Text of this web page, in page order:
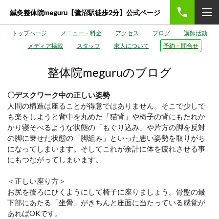
鍼灸整体院meguru【鷺沼駅徒歩2分】公式ページ
トップページ メニュー・料金 アクセス ブログ
講師活動
メディア掲載
スタッフ 求人について 予約・問合せ
整体院meguruのブログ
〇デスクワーク中の正しい姿勢
人間の構造は座ることが得意ではありません。そこで少しで
も楽をしようと背中を丸めた「猫背」や椅子の背にもたれか
かり寝そべるような状態の「もぐり込み」や片方の脚を反対
の脚に乗せた状態の「脚組み」といった悪い姿勢を取りがち
になってしまいます。そしてこれが余計に体を疲れさせる事
にもつながってしまいます。
＜正しい座り方＞
お尻を後ろにひくようにして椅子に座りましょう。骨盤の最
下部にあたる「坐骨」がきちんと座面に当たっている感覚が
あればOKです。